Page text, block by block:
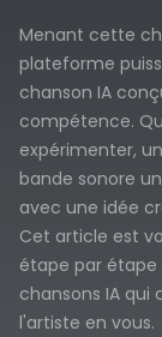
Menant cette
plateforme
chanson IA
compétence.
expérimenter,
bande sonore
avec une idée
Cet article est
étape par
chansons IA
l'artiste en vous.